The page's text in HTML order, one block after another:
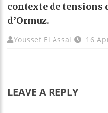
contexte de tensions
d’Ormuz.
Youssef El Assal 16
LEAVE A REPLY